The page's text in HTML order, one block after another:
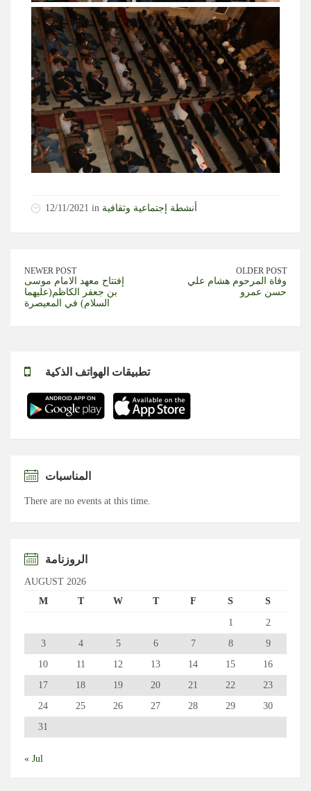
12/11/2021 in أنشطة إجتماعية وثقافية
NEWER POST
إفتتاح معهد الامام موسى
بن جعفر الكاظم(عليهما
السلام) في المعيصرة
OLDER POST
وفاة المرحوم هشام علي
حسن عمرو
تطبيقات الهواتف الذكية
المناسبات
There are no events at this time.
الروزنامة
AUGUST 2026
M
T W T F S S
1
2
3
4 5 6 7 8
9
10
11 12 13 14 15
16
17
18 19 20 21 22
23
24
25 26 27 28 29
30
31
« Jul